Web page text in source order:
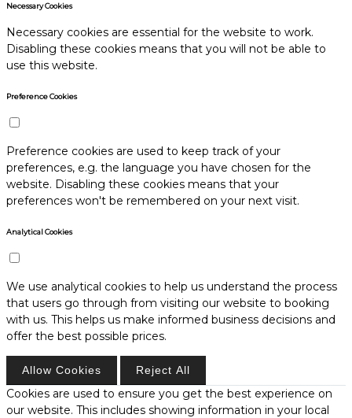
Necessary Cookies
Necessary cookies are essential for the website to work.
Disabling these cookies means that you will not be able to
use this website.
Preference Cookies
Preference cookies are used to keep track of your
preferences, e.g. the language you have chosen for the
website. Disabling these cookies means that your
preferences won't be remembered on your next visit.
Analytical Cookies
We use analytical cookies to help us understand the process
that users go through from visiting our website to booking
with us. This helps us make informed business decisions and
offer the best possible prices.
Allow Cookies Reject All
Cookies are used to ensure you get the best experience on
our website. This includes showing information in your local